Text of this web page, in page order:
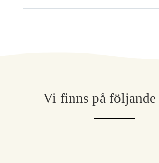
Vi finns på följande